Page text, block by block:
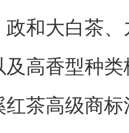
政和大白茶
及高香型种
红茶高级商